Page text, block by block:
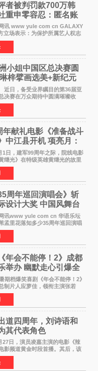
者被判罚款700万韩
重申零容忍：匿名账
责
www yule com cn GALAXY
立场表示：为保护所属艺人权志
，将持续对网络上发生的名誉损
实、侮辱、恶意诽谤等行为采取
。
小姐中国区总决赛圆
梓擘画选美+新纪元
，备受业界瞩目的第36届亚
决赛在万众期待中圆满璀璨收
聚万千芳华，不仅完成了新一届
冕选拔，更在行业发展层面带来
动
年献礼电影《准备战斗
中江县开机 项亮月：
，书写英雄赞歌
，建军99周年之际，院线电影
继光》在特级英雄黄继光的故里
中江县黄继光出生地正式开
、总制片人项亮月主持开机仪
英雄
周年巡回演唱会》斩
设计大奖 中国风舞台
认可
www yule com cn 华语乐坛
孟里花落知多少35周年巡回演唱
演唱会先后荣获美国MUSE
白金奖（Platinum Winner）、
年会不能停！2》成都
举办 幽默走心引爆全
档爆笑喜剧《年会不能停！2》
制片人应萝佳，领衔主演张若
出演庄达菲，特别主演孙艺洲，
友情出演欧阳奋强出席成都路
离互
道四周年，刘诗语和
其代表角色
日，演员凌嘉主演的电影《辣
影频道黄金时段首播。其后，该
频道多次复播（2022年8月10
30日，2023年7月17日，2025年7